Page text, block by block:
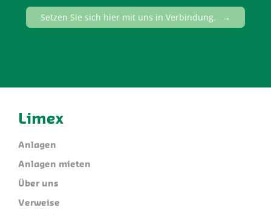
Setzen Sie sich hier mit uns in Verbindung.
Limex
Anlagen
Anlagen mieten
Über uns
Verweise